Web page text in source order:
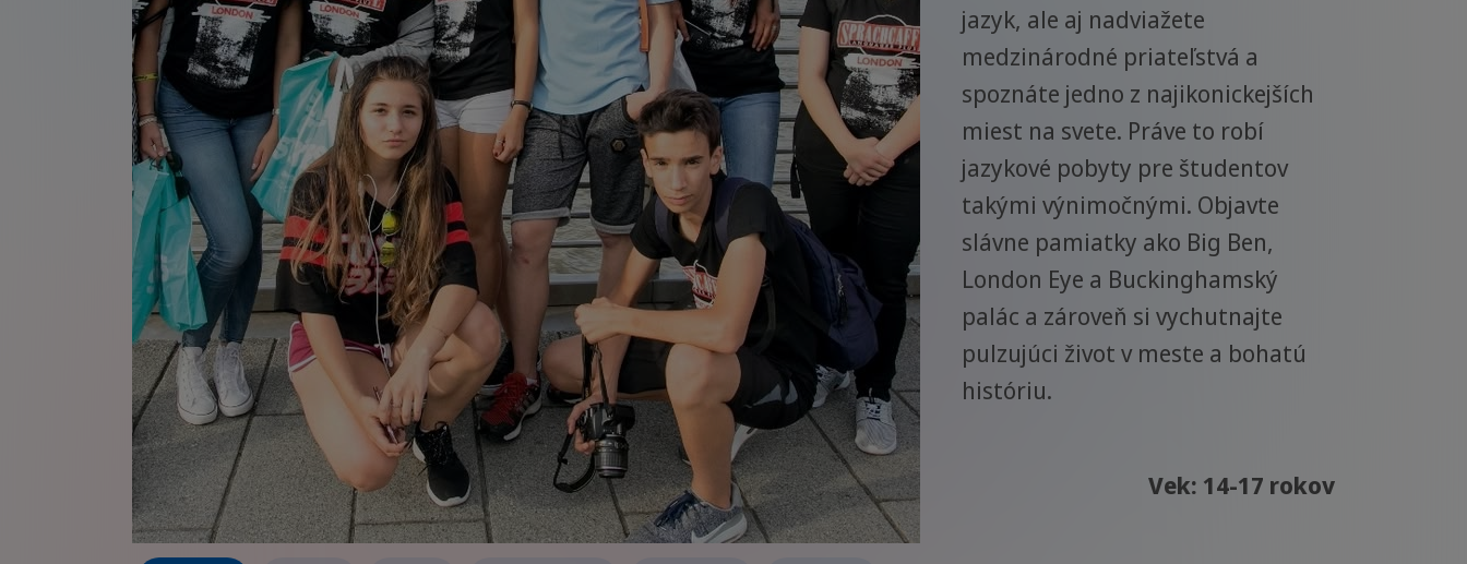
jazyk, ale aj nadviažete
medzinárodné priateľstvá a
spoznáte jedno z najikonickejších
miest na svete. Práve to robí
jazykové pobyty pre študentov
takými výnimočnými. Objavte
slávne pamiatky ako Big Ben,
London Eye a Buckinghamský
palác a zároveň si vychutnajte
pulzujúci život v meste a bohatú
históriu.
Vek: 14-17 rokov